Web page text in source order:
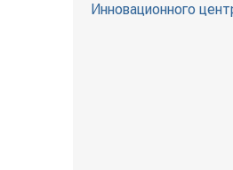
Инновационного